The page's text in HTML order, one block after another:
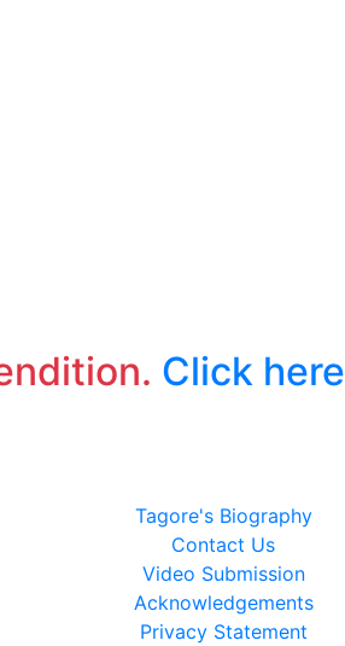
Click here
Tagore's Biography
Contact Us
Video Submission
Acknowledgements
Privacy Statement